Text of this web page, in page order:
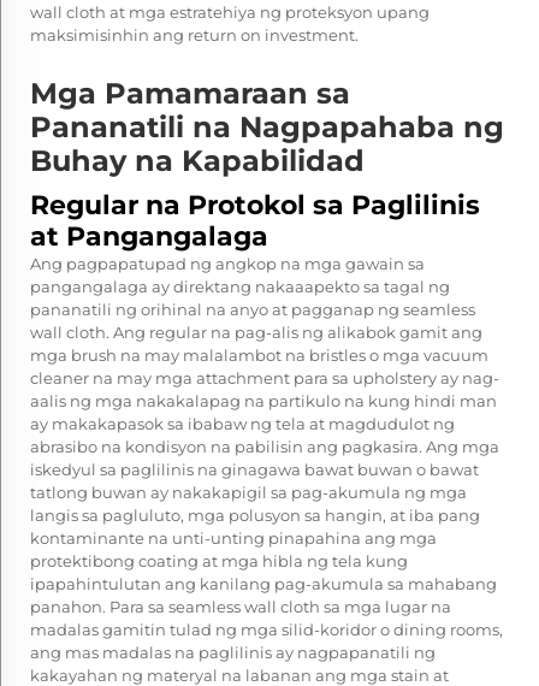
wall cloth at mga estratehiya ng proteksyon upang
maksimisinhin ang return on investment.
Mga Pamamaraan sa
Pananatili na Nagpapahaba ng
Buhay na Kapabilidad
Regular na Protokol sa Paglilinis
at Pangangalaga
Ang pagpapatupad ng angkop na mga gawain sa
pangangalaga ay direktang nakaaapekto sa tagal ng
pananatili ng orihinal na anyo at pagganap ng seamless
wall cloth. Ang regular na pag-alis ng alikabok gamit ang
mga brush na may malalambot na bristles o mga vacuum
cleaner na may mga attachment para sa upholstery ay nag-
aalis ng mga nakakalapag na partikulo na kung hindi man
ay makakapasok sa ibabaw ng tela at magdudulot ng
abrasibo na kondisyon na pabilisin ang pagkasira. Ang mga
iskedyul sa paglilinis na ginagawa bawat buwan o bawat
tatlong buwan ay nakakapigil sa pag-akumula ng mga
langis sa pagluluto, mga polusyon sa hangin, at iba pang
kontaminante na unti-unting pinapahina ang mga
protektibong coating at mga hibla ng tela kung
ipapahintulutan ang kanilang pag-akumula sa mahabang
panahon. Para sa seamless wall cloth sa mga lugar na
madalas gamitin tulad ng mga silid-koridor o dining rooms,
ang mas madalas na paglilinis ay nagpapanatili ng
kakayahan ng materyal na labanan ang mga stain at